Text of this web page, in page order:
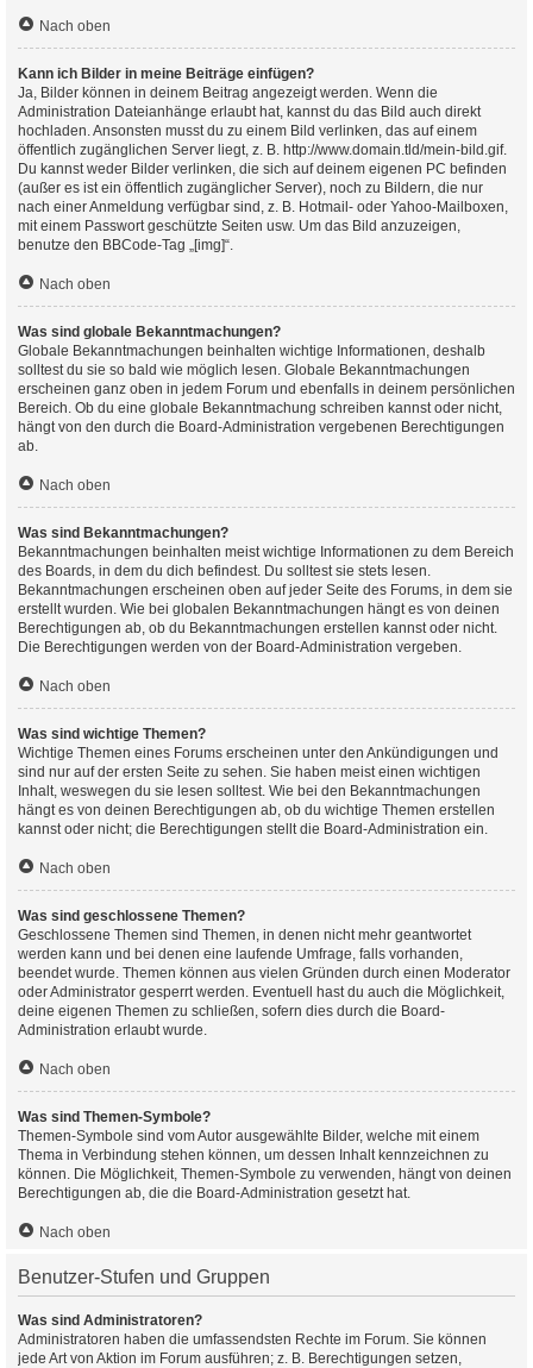
Nach oben
Kann ich Bilder in meine Beiträge einfügen?
Ja, Bilder können in deinem Beitrag angezeigt werden. Wenn die
Administration Dateianhänge erlaubt hat, kannst du das Bild auch direkt
hochladen. Ansonsten musst du zu einem Bild verlinken, das auf einem
öffentlich zugänglichen Server liegt, z. B. http://www.domain.tld/mein-bild.gif.
Du kannst weder Bilder verlinken, die sich auf deinem eigenen PC befinden
(außer es ist ein öffentlich zugänglicher Server), noch zu Bildern, die nur
nach einer Anmeldung verfügbar sind, z. B. Hotmail- oder Yahoo-Mailboxen,
mit einem Passwort geschützte Seiten usw. Um das Bild anzuzeigen,
benutze den BBCode-Tag „[img]“.
Nach oben
Was sind globale Bekanntmachungen?
Globale Bekanntmachungen beinhalten wichtige Informationen, deshalb
solltest du sie so bald wie möglich lesen. Globale Bekanntmachungen
erscheinen ganz oben in jedem Forum und ebenfalls in deinem persönlichen
Bereich. Ob du eine globale Bekanntmachung schreiben kannst oder nicht,
hängt von den durch die Board-Administration vergebenen Berechtigungen
ab.
Nach oben
Was sind Bekanntmachungen?
Bekanntmachungen beinhalten meist wichtige Informationen zu dem Bereich
des Boards, in dem du dich befindest. Du solltest sie stets lesen.
Bekanntmachungen erscheinen oben auf jeder Seite des Forums, in dem sie
erstellt wurden. Wie bei globalen Bekanntmachungen hängt es von deinen
Berechtigungen ab, ob du Bekanntmachungen erstellen kannst oder nicht.
Die Berechtigungen werden von der Board-Administration vergeben.
Nach oben
Was sind wichtige Themen?
Wichtige Themen eines Forums erscheinen unter den Ankündigungen und
sind nur auf der ersten Seite zu sehen. Sie haben meist einen wichtigen
Inhalt, weswegen du sie lesen solltest. Wie bei den Bekanntmachungen
hängt es von deinen Berechtigungen ab, ob du wichtige Themen erstellen
kannst oder nicht; die Berechtigungen stellt die Board-Administration ein.
Nach oben
Was sind geschlossene Themen?
Geschlossene Themen sind Themen, in denen nicht mehr geantwortet
werden kann und bei denen eine laufende Umfrage, falls vorhanden,
beendet wurde. Themen können aus vielen Gründen durch einen Moderator
oder Administrator gesperrt werden. Eventuell hast du auch die Möglichkeit,
deine eigenen Themen zu schließen, sofern dies durch die Board-
Administration erlaubt wurde.
Nach oben
Was sind Themen-Symbole?
Themen-Symbole sind vom Autor ausgewählte Bilder, welche mit einem
Thema in Verbindung stehen können, um dessen Inhalt kennzeichnen zu
können. Die Möglichkeit, Themen-Symbole zu verwenden, hängt von deinen
Berechtigungen ab, die die Board-Administration gesetzt hat.
Nach oben
Benutzer-Stufen und Gruppen
Was sind Administratoren?
Administratoren haben die umfassendsten Rechte im Forum. Sie können
jede Art von Aktion im Forum ausführen; z. B. Berechtigungen setzen,